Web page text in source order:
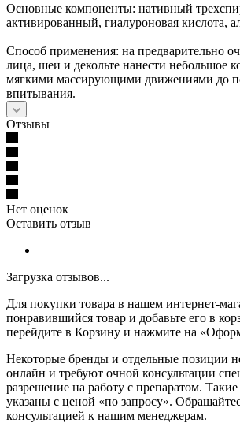
Основные компоненты: нативный
активированный, гиалуроновая кислота,
Способ применения: на предварительно
лица, шеи и декольте нанести небольшое
мягкими массирующими движениями до
впитывания.
Отзывы
Нет оценок
Оставить отзыв
Загрузка отзывов...
Для покупки товара в нашем интернет-
понравившийся товар и добавьте его в
перейдите в Корзину и нажмите на
Некоторые бренды и отдельные позиции
онлайн и требуют очной консультации
разрешение на работу с препаратом.
указаны с ценой «по запросу».
консультацией к нашим менеджерам.